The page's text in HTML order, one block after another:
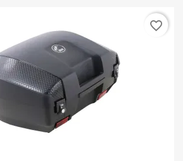
favorite_border